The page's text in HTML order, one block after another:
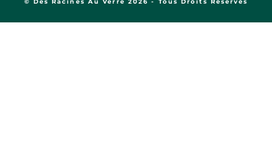
© Des Racines Au Verre 2026 - Tous Droits Réservés